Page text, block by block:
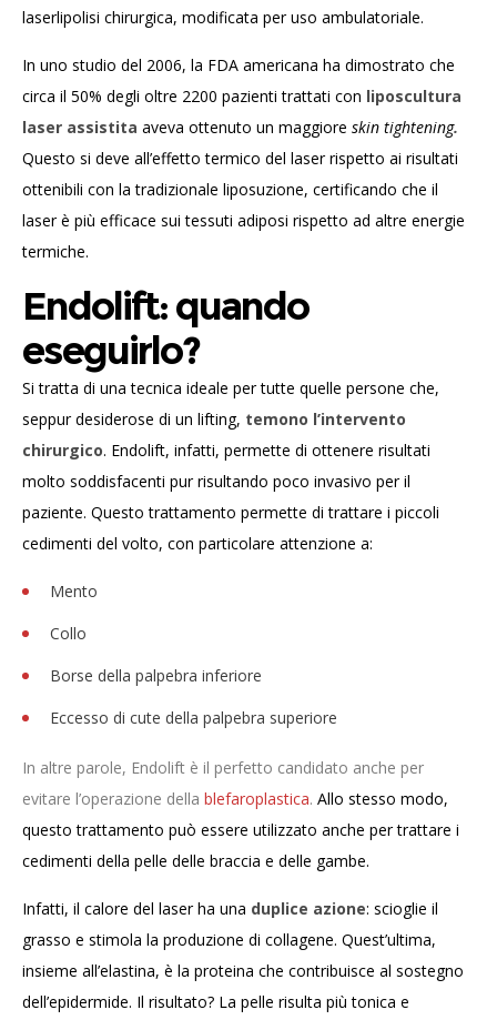
laserlipolisi chirurgica, modificata per uso ambulatoriale.
In uno studio del 2006, la FDA americana ha dimostrato che
circa il 50% degli oltre 2200 pazienti trattati con liposcultura
laser assistita aveva ottenuto un maggiore skin tightening.
Questo si deve all’effetto termico del laser rispetto ai risultati
ottenibili con la tradizionale liposuzione, certificando che il
laser è più efficace sui tessuti adiposi rispetto ad altre energie
termiche.
Endolift: quando
eseguirlo?
Si tratta di una tecnica ideale per tutte quelle persone che,
seppur desiderose di un lifting, temono l’intervento
chirurgico. Endolift, infatti, permette di ottenere risultati
molto soddisfacenti pur risultando poco invasivo per il
paziente. Questo trattamento permette di trattare i piccoli
cedimenti del volto, con particolare attenzione a:
Mento
Collo
Borse della palpebra inferiore
Eccesso di cute della palpebra superiore
In altre parole, Endolift è il perfetto candidato anche per
evitare l’operazione della blefaroplastica. Allo stesso modo,
questo trattamento può essere utilizzato anche per trattare i
cedimenti della pelle delle braccia e delle gambe.
Infatti, il calore del laser ha una duplice azione: scioglie il
grasso e stimola la produzione di collagene. Quest’ultima,
insieme all’elastina, è la proteina che contribuisce al sostegno
dell’epidermide. Il risultato? La pelle risulta più tonica e